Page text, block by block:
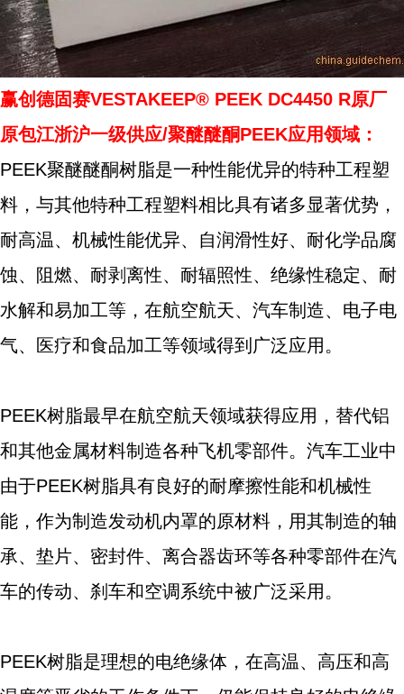
赢创德固赛VESTAKEEP® PEEK DC4450 R原厂
原包江浙沪一级供应/聚醚醚酮PEEK应用领域：
PEEK聚醚醚酮树脂是一种性能优异的特种工程塑
料，与其他特种工程塑料相比具有诸多显著优势，
耐高温、机械性能优异、自润滑性好、耐化学品腐
蚀、阻燃、耐剥离性、耐辐照性、绝缘性稳定、耐
水解和易加工等，在航空航天、汽车制造、电子电
气、医疗和食品加工等领域得到广泛应用。
PEEK树脂最早在航空航天领域获得应用，替代铝
和其他金属材料制造各种飞机零部件。汽车工业中
由于PEEK树脂具有良好的耐摩擦性能和机械性
能，作为制造发动机内罩的原材料，用其制造的轴
承、垫片、密封件、离合器齿环等各种零部件在汽
车的传动、刹车和空调系统中被广泛采用。
PEEK树脂是理想的电绝缘体，在高温、高压和高